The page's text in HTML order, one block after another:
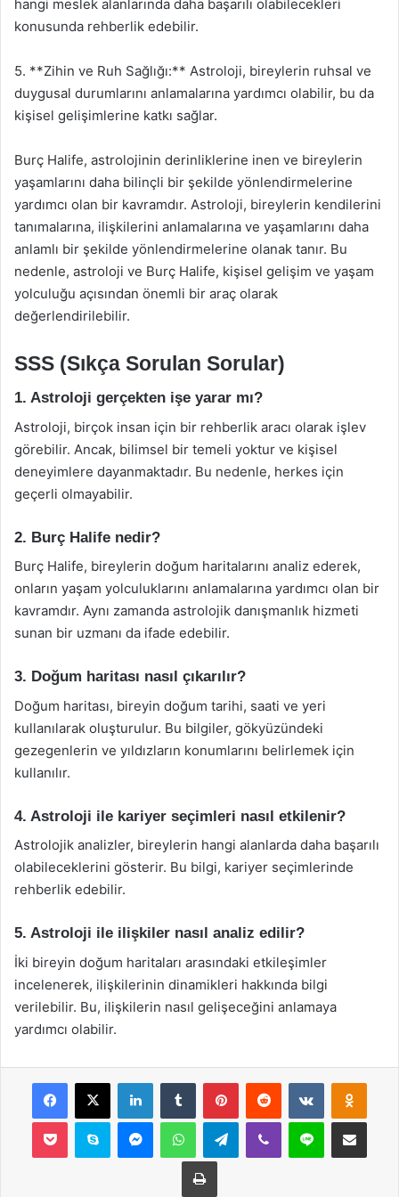
hangi meslek alanlarında daha başarılı olabilecekleri
konusunda rehberlik edebilir.
5. **Zihin ve Ruh Sağlığı:** Astroloji, bireylerin ruhsal ve
duygusal durumlarını anlamalarına yardımcı olabilir, bu da
kişisel gelişimlerine katkı sağlar.
Burç Halife, astrolojinin derinliklerine inen ve bireylerin
yaşamlarını daha bilinçli bir şekilde yönlendirmelerine
yardımcı olan bir kavramdır. Astroloji, bireylerin kendilerini
tanımalarına, ilişkilerini anlamalarına ve yaşamlarını daha
anlamlı bir şekilde yönlendirmelerine olanak tanır. Bu
nedenle, astroloji ve Burç Halife, kişisel gelişim ve yaşam
yolculuğu açısından önemli bir araç olarak
değerlendirilebilir.
SSS (Sıkça Sorulan Sorular)
1. Astroloji gerçekten işe yarar mı?
Astroloji, birçok insan için bir rehberlik aracı olarak işlev
görebilir. Ancak, bilimsel bir temeli yoktur ve kişisel
deneyimlere dayanmaktadır. Bu nedenle, herkes için
geçerli olmayabilir.
2. Burç Halife nedir?
Burç Halife, bireylerin doğum haritalarını analiz ederek,
onların yaşam yolculuklarını anlamalarına yardımcı olan bir
kavramdır. Aynı zamanda astrolojik danışmanlık hizmeti
sunan bir uzmanı da ifade edebilir.
3. Doğum haritası nasıl çıkarılır?
Doğum haritası, bireyin doğum tarihi, saati ve yeri
kullanılarak oluşturulur. Bu bilgiler, gökyüzündeki
gezegenlerin ve yıldızların konumlarını belirlemek için
kullanılır.
4. Astroloji ile kariyer seçimleri nasıl etkilenir?
Astrolojik analizler, bireylerin hangi alanlarda daha başarılı
olabileceklerini gösterir. Bu bilgi, kariyer seçimlerinde
rehberlik edebilir.
5. Astroloji ile ilişkiler nasıl analiz edilir?
İki bireyin doğum haritaları arasındaki etkileşimler
incelenerek, ilişkilerinin dinamikleri hakkında bilgi
verilebilir. Bu, ilişkilerin nasıl gelişeceğini anlamaya
yardımcı olabilir.
Facebook
X LinkedInTumblr PinterestReddit VKontakte
Pocket Skype MessengerWhatsAppTelegramViber Line E-Posta ile
Yazdır